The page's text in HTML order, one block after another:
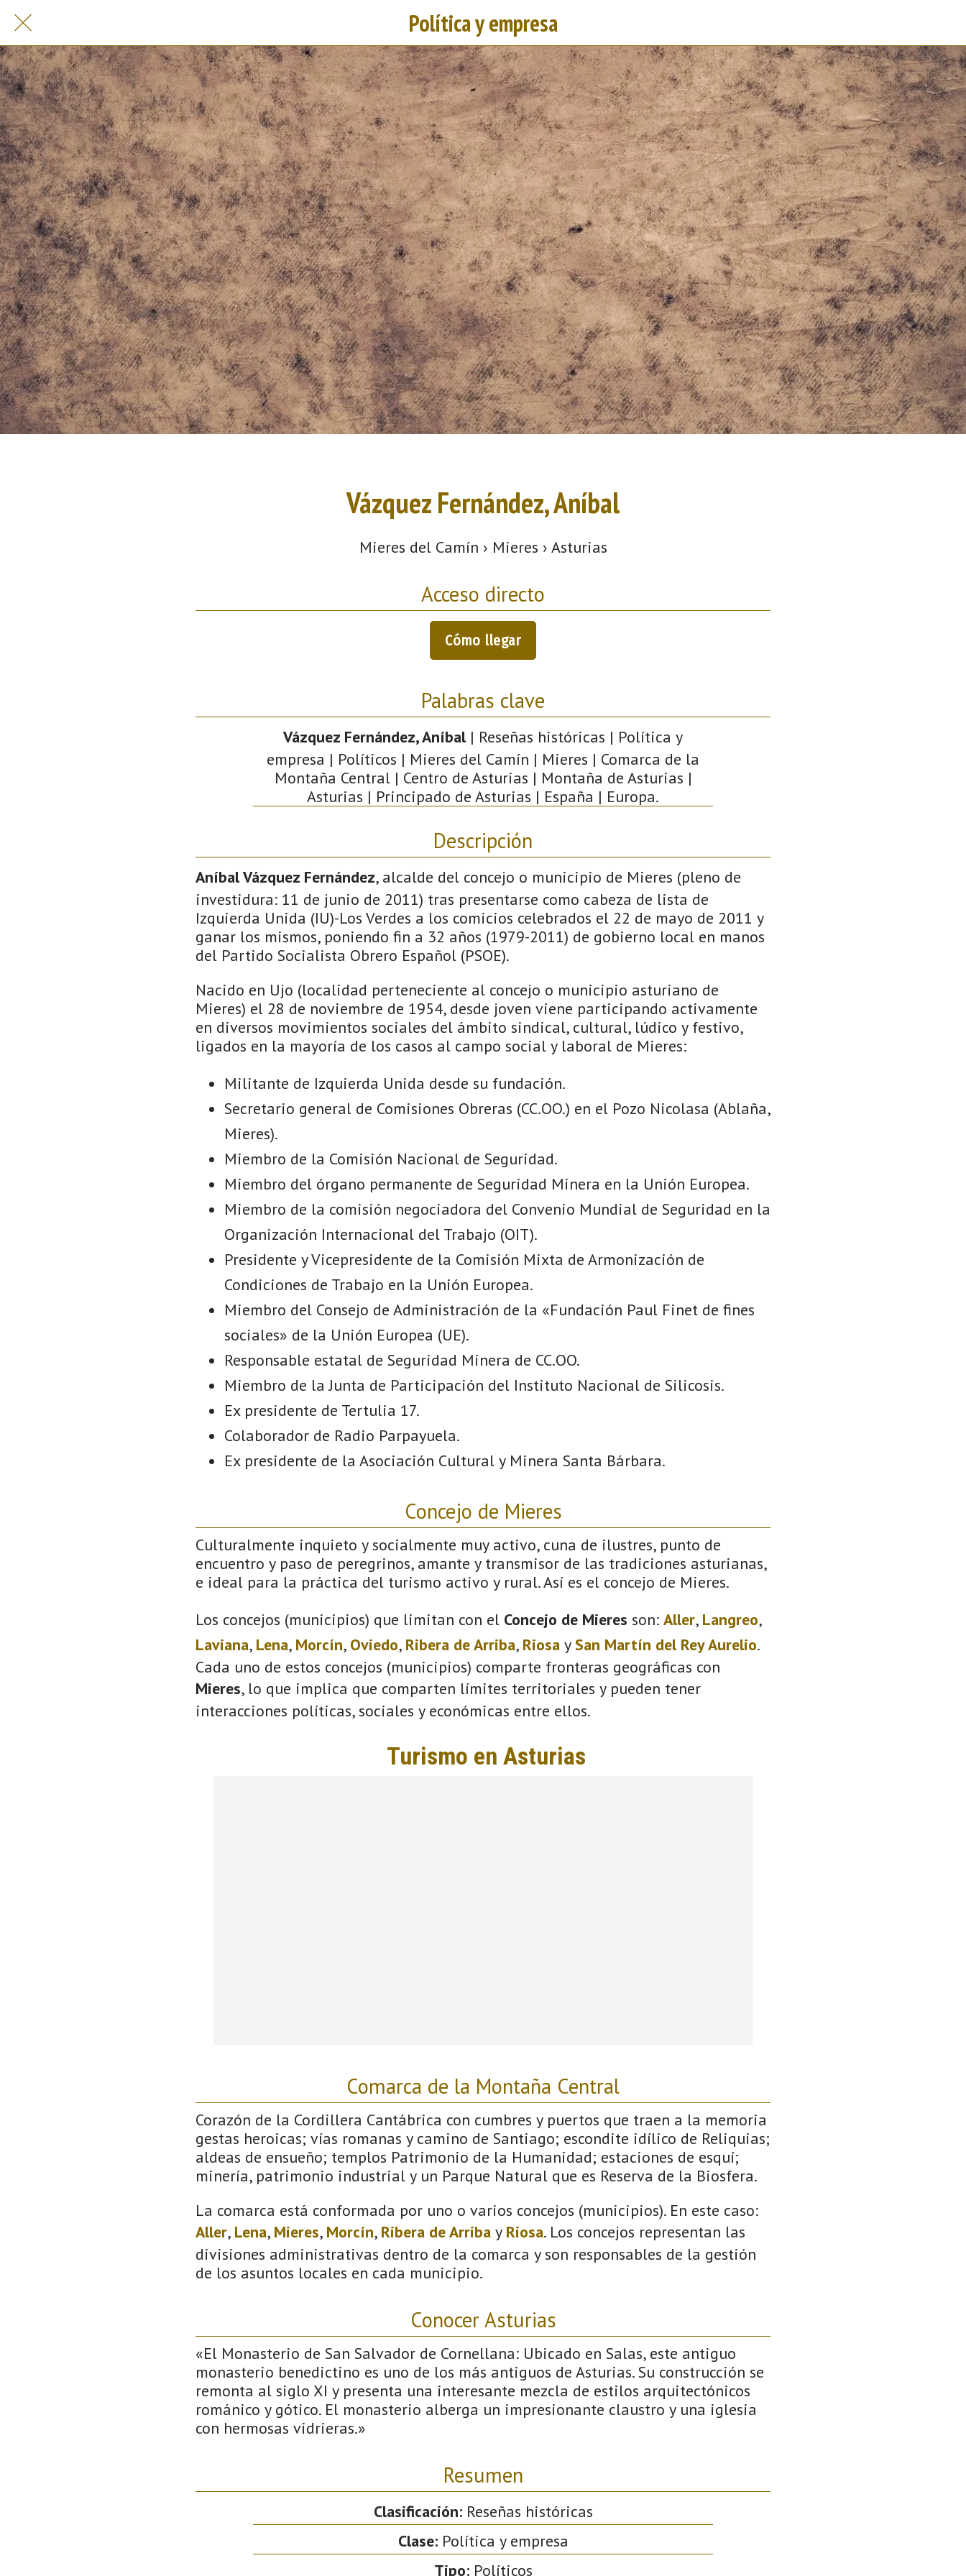
Política y empresa
Vázquez Fernández, Aníbal
Mieres del Camín › Mieres › Asturias
Acceso directo
Cómo llegar
Palabras clave
Vázquez Fernández, Aníbal | Reseñas históricas | Política y
empresa | Políticos | Mieres del Camín | Mieres | Comarca de la
Montaña Central | Centro de Asturias | Montaña de Asturias |
Asturias | Principado de Asturias | España | Europa.
Descripción
Aníbal Vázquez Fernández, alcalde del concejo o municipio de Mieres (pleno de
investidura: 11 de junio de 2011) tras presentarse como cabeza de lista de
Izquierda Unida (IU)-Los Verdes a los comicios celebrados el 22 de mayo de 2011 y
ganar los mismos, poniendo fin a 32 años (1979-2011) de gobierno local en manos
del Partido Socialista Obrero Español (PSOE).
Nacido en Ujo (localidad perteneciente al concejo o municipio asturiano de
Mieres) el 28 de noviembre de 1954, desde joven viene participando activamente
en diversos movimientos sociales del ámbito sindical, cultural, lúdico y festivo,
ligados en la mayoría de los casos al campo social y laboral de Mieres:
Militante de Izquierda Unida desde su fundación.
Secretario general de Comisiones Obreras (CC.OO.) en el Pozo Nicolasa (Ablaña,
Mieres).
Miembro de la Comisión Nacional de Seguridad.
Miembro del órgano permanente de Seguridad Minera en la Unión Europea.
Miembro de la comisión negociadora del Convenio Mundial de Seguridad en la
Organización Internacional del Trabajo (OIT).
Presidente y Vicepresidente de la Comisión Mixta de Armonización de
Condiciones de Trabajo en la Unión Europea.
Miembro del Consejo de Administración de la «Fundación Paul Finet de fines
sociales» de la Unión Europea (UE).
Responsable estatal de Seguridad Minera de CC.OO.
Miembro de la Junta de Participación del Instituto Nacional de Silicosis.
Ex presidente de Tertulia 17.
Colaborador de Radio Parpayuela.
Ex presidente de la Asociación Cultural y Minera Santa Bárbara.
Concejo de Mieres
Culturalmente inquieto y socialmente muy activo, cuna de ilustres, punto de
encuentro y paso de peregrinos, amante y transmisor de las tradiciones asturianas,
e ideal para la práctica del turismo activo y rural. Así es el concejo de Mieres.
Los concejos (municipios) que limitan con el Concejo de Mieres son: Aller, Langreo,
Laviana, Lena, Morcín, Oviedo, Ribera de Arriba, Riosa ySan Martín del Rey Aurelio.
Cada uno de estos concejos (municipios) comparte fronteras geográficas con
Mieres, lo que implica que comparten límites territoriales y pueden tener
interacciones políticas, sociales y económicas entre ellos.
Comarca de la Montaña Central
Corazón de la Cordillera Cantábrica con cumbres y puertos que traen a la memoria
gestas heroicas; vías romanas y camino de Santiago; escondite idílico de Reliquias;
aldeas de ensueño; templos Patrimonio de la Humanidad; estaciones de esquí;
minería, patrimonio industrial y un Parque Natural que es Reserva de la Biosfera.
La comarca está conformada por uno o varios concejos (municipios). En este caso:
Aller, Lena, Mieres, Morcín, Ribera de Arriba y Riosa. Los concejos representan las
divisiones administrativas dentro de la comarca y son responsables de la gestión
de los asuntos locales en cada municipio.
Conocer Asturias
«El Monasterio de San Salvador de Cornellana: Ubicado en Salas, este antiguo
monasterio benedictino es uno de los más antiguos de Asturias. Su construcción se
remonta al siglo XI y presenta una interesante mezcla de estilos arquitectónicos
románico y gótico. El monasterio alberga un impresionante claustro y una iglesia
con hermosas vidrieras.»
Resumen
Clasificación:Reseñas históricas
Clase:Política y empresa
Tipo:Políticos